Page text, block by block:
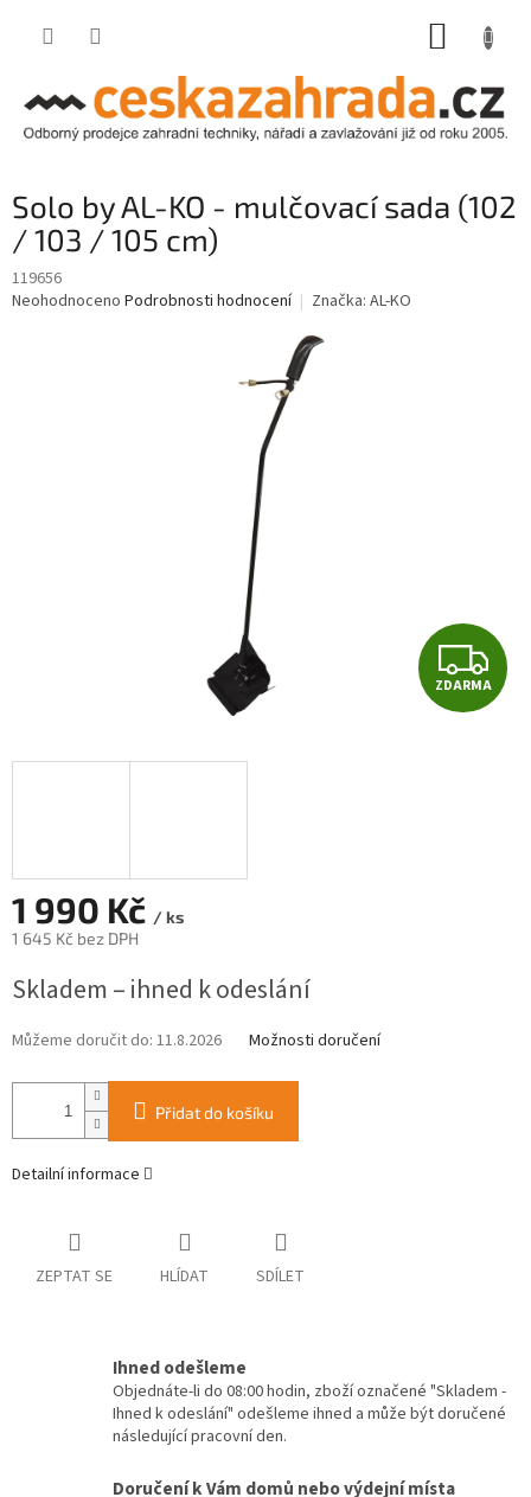
Solo by AL-KO - mulčovací sada (102
/ 103 / 105 cm)
119656
Průměrné
Neohodnoceno Podrobnosti hodnocení Značka: AL-KO
Z
D
ZDARMA
1 990 Kč / ks
1 645 Kč bez DPH
cena:
Skladem – ihned k odeslání
Můžeme doručit do: 11.8.2026 Možnosti doručení
Přidat do košíku
Detailní informace
ZEPTAT SE HLÍDAT SDÍLET
Ihned odešleme
Objednáte-li do 08:00 hodin, zboží označené "Skladem -
Ihned k odeslání" odešleme ihned a může být doručené
následující pracovní den.
Doručení k Vám domů nebo výdejní místa